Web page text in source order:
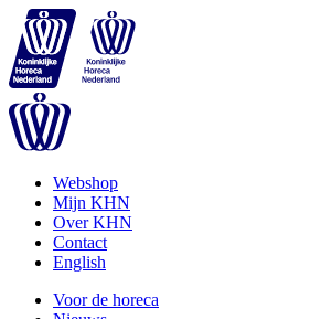
Webshop
Mijn KHN
Over KHN
Contact
English
Voor de horeca